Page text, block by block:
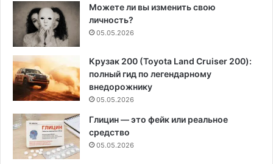
Можете ли вы изменить свою
личность?
05.05.2026
Крузак 200 (Toyota Land Cruiser 200):
полный гид по легендарному
внедорожнику
05.05.2026
Глицин — это фейк или реальное
средство
05.05.2026